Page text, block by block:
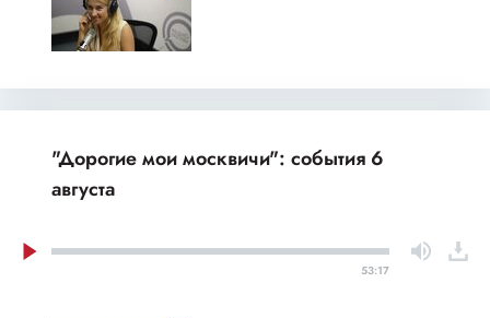
"Дорогие мои москвичи": события 6
августа
53:17